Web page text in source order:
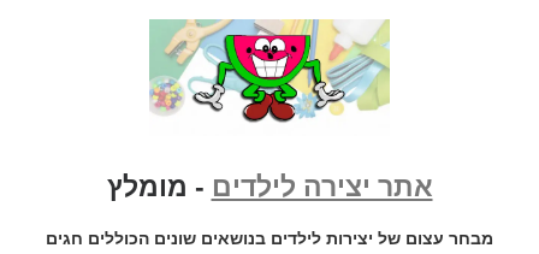
אתר יצירה לילדים - מומלץ
מבחר עצום של יצירות לילדים בנושאים שונים הכוללים חגים